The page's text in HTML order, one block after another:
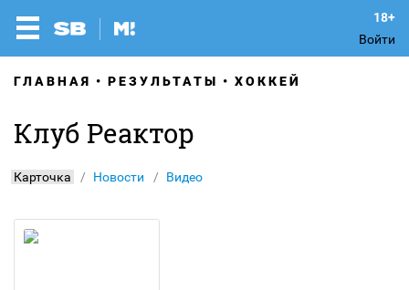
Войти
ГЛАВНАЯ РЕЗУЛЬТАТЫ ХОККЕЙ
Клуб Реактор
Карточка Новости Видео